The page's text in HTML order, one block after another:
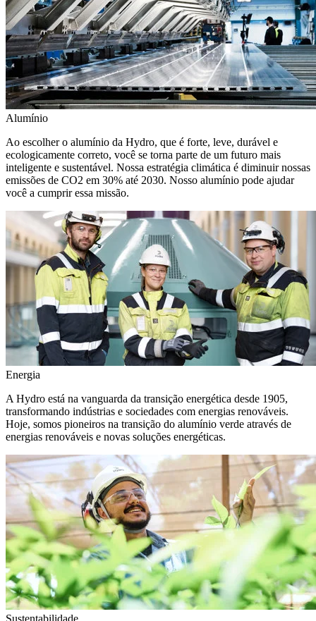
Alumínio
Ao escolher o alumínio da Hydro, que é forte, leve, durável e
ecologicamente correto, você se torna parte de um futuro mais
inteligente e sustentável. Nossa estratégia climática é diminuir nossas
emissões de CO2 em 30% até 2030. Nosso alumínio pode ajudar
você a cumprir essa missão.
Energia
A Hydro está na vanguarda da transição energética desde 1905,
transformando indústrias e sociedades com energias renováveis.
Hoje, somos pioneiros na transição do alumínio verde através de
energias renováveis e novas soluções energéticas.
Sustentabilidade